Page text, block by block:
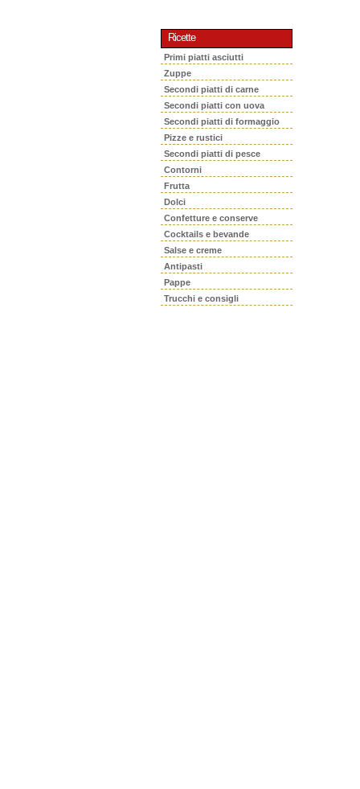
Ricette
Primi piatti asciutti
Zuppe
Secondi piatti di carne
Secondi piatti con uova
Secondi piatti di formaggio
Pizze e rustici
Secondi piatti di pesce
Contorni
Frutta
Dolci
Confetture e conserve
Cocktails e bevande
Salse e creme
Antipasti
Pappe
Trucchi e consigli